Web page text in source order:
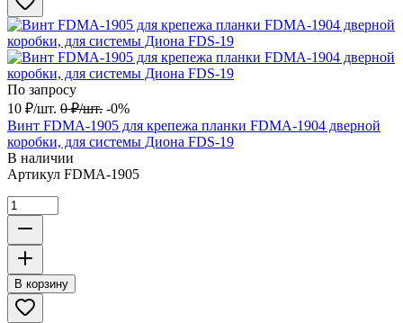
По запросу
10 ₽/шт. 0 ₽/шт. -0%
Винт FDMA-1905 для крепежа планки FDMA-1904 дверной
коробки, для системы Диона FDS-19
В наличии
Артикул FDMA-1905
В корзину